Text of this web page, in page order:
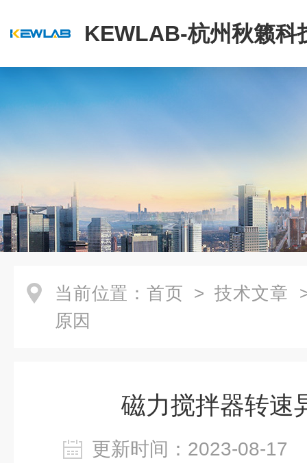
KEWLAB-杭州秋籁科
公司
当前位置： 首页 > 技术文章
原因
磁力搅拌器转速
更新时间：2023-08-